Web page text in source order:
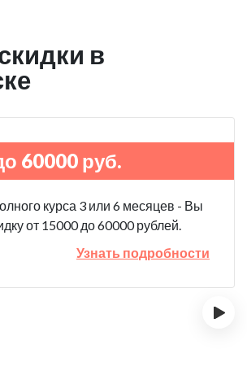
в
60000 руб.
курса 3 или 6 месяцев - Вы
от 15000 до 60000 рублей.
Узнать подробности
›